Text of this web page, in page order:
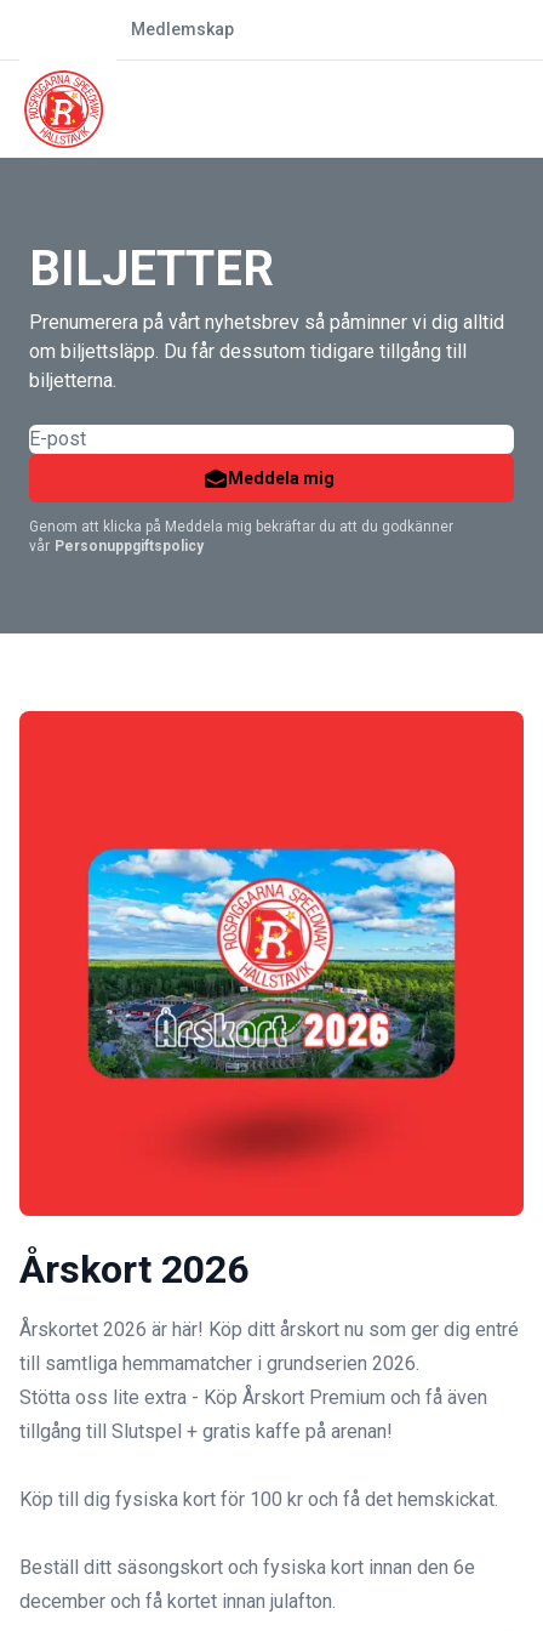
Medlemskap
BILJETTER
Prenumerera på vårt nyhetsbrev så påminner vi dig alltid
om biljettsläpp. Du får dessutom tidigare tillgång till
biljetterna.
Meddela mig
Genom att klicka på Meddela mig bekräftar du att du godkänner
vår Personuppgiftspolicy
Årskort 2026
Årskortet 2026 är här! Köp ditt årskort nu som ger dig entré
till samtliga hemmamatcher i grundserien 2026.
Stötta oss lite extra - Köp Årskort Premium och få även
tillgång till Slutspel + gratis kaffe på arenan!
Köp till dig fysiska kort för 100 kr och få det hemskickat.
Beställ ditt säsongskort och fysiska kort innan den 6e
december och få kortet innan julafton.